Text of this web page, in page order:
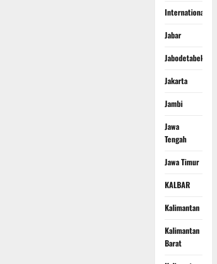
International
Jabar
Jabodetabek
Jakarta
Jambi
Jawa
Tengah
Jawa Timur
KALBAR
Kalimantan
Kalimantan
Barat